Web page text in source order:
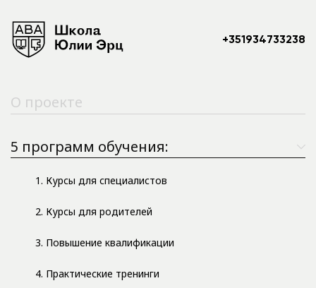
+351934733238
О проекте
5 программ обучения:
1. Курсы для специалистов
2. Курсы для родителей
3. Повышение квалификации
4. Практические тренинги